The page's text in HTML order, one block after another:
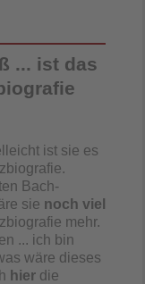
... ist das
ist sie es
Bach-
sie noch viel
mehr.
... ich bin
wäre dieses
hier die